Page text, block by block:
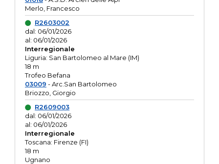
Merlo, Francesco
R2603002
dal: 06/01/2026
al: 06/01/2026
Interregionale
Liguria: San Bartolomeo al Mare (IM)
18 m
Trofeo Befana
03009 - Arc.San Bartolomeo
Briozzo, Giorgio
R2609003
dal: 06/01/2026
al: 06/01/2026
Interregionale
Toscana: Firenze (FI)
18 m
Ugnano